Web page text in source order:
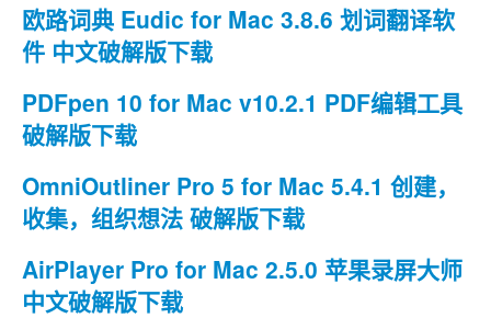
欧路词典 Eudic for Mac 3.8.6 划词翻译软
件 中文破解版下载
PDFpen 10 for Mac v10.2.1 PDF编辑工具
破解版下载
OmniOutliner Pro 5 for Mac 5.4.1 创建，
收集，组织想法 破解版下载
AirPlayer Pro for Mac 2.5.0 苹果录屏大师
中文破解版下载